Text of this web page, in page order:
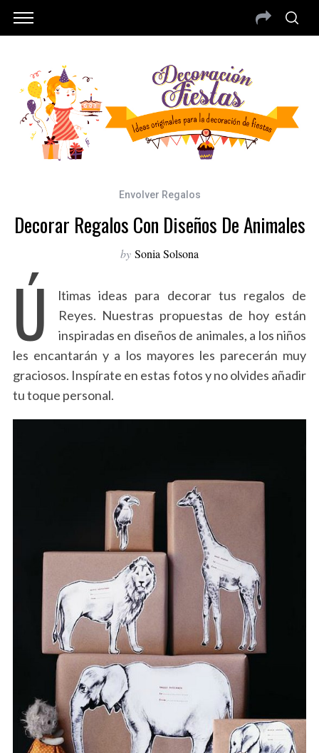
Envolver Regalos
Decorar Regalos Con Diseños De Animales
by Sonia Solsona
Ú
ltimas ideas para decorar tus regalos de
Reyes. Nuestras propuestas de hoy están
inspiradas en diseños de animales, a los niños
les encantarán y a los mayores les parecerán muy
graciosos. Inspírate en estas fotos y no olvides añadir
tu toque personal.